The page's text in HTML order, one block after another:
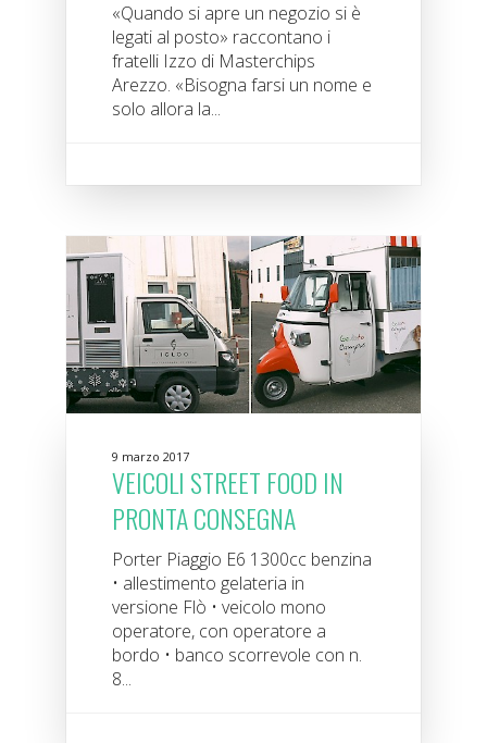
«Quando si apre un negozio si è
legati al posto» raccontano i
fratelli Izzo di Masterchips
Arezzo. «Bisogna farsi un nome e
solo allora la...
9 marzo 2017
VEICOLI STREET FOOD IN
PRONTA CONSEGNA
Porter Piaggio E6 1300cc benzina
• allestimento gelateria in
versione Flò • veicolo mono
operatore, con operatore a
bordo • banco scorrevole con n.
8...